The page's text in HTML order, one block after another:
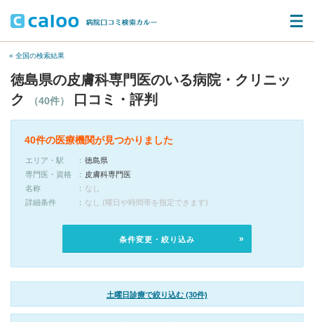
« 全国の検索結果
徳島県の皮膚科専門医のいる病院・クリニッ
ク
（40件） 口コミ・評判
40件の医療機関が見つかりました
エリア・駅
徳島県
専門医・資格
皮膚科専門医
名称
なし
詳細条件
なし (曜日や時間帯を指定できます)
条件変更・絞り込み
土曜日診療で絞り込む (30件)